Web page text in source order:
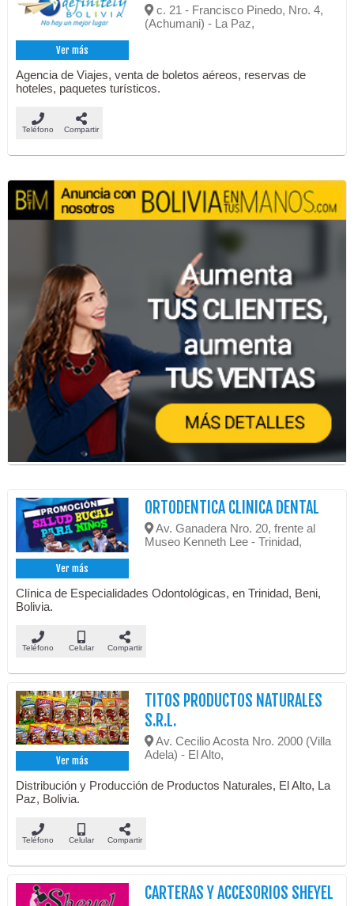
Ver más
c. 21 - Francisco Pinedo, Nro. 4,
(Achumani) - La Paz,
Agencia de Viajes, venta de boletos aéreos, reservas de
hoteles, paquetes turísticos.
Teléfono Compartir
Ver más
ORTODENTICA CLINICA DENTAL
Av. Ganadera Nro. 20, frente al
Museo Kenneth Lee - Trinidad,
Clínica de Especialidades Odontológicas, en Trinidad, Beni,
Bolivia.
Teléfono Celular Compartir
Ver más
TITOS PRODUCTOS NATURALES
S.R.L.
Av. Cecilio Acosta Nro. 2000 (Villa
Adela) - El Alto,
Distribución y Producción de Productos Naturales, El Alto, La
Paz, Bolivia.
Teléfono Celular Compartir
CARTERAS Y ACCESORIOS SHEYEL